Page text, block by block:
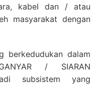
kabel dan / atau
masyarakat dengan
berkedudukan dalam
/ SIARAN
subsistem yang